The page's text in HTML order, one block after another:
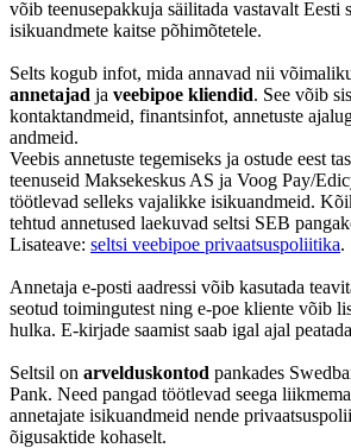
võib teenusepakkuja säilitada vastavalt Eesti
isikuandmete kaitse põhimõtetele.
Selts kogub infot, mida annavad nii
annetajad ja veebipoe kliendid. See võib
kontaktandmeid, finantsinfot, annetuste
andmeid.
Veebis annetuste tegemiseks ja ostude eest
teenuseid Maksekeskus AS ja Voog Pay/
töötlevad selleks vajalikke isikuandmeid.
tehtud annetused laekuvad seltsi SEB
Lisateave: seltsi veebipoe privaatsuspoliitika.
Annetaja e-posti aadressi võib kasutada
seotud toimingutest ning e-poe kliente võib
hulka. E-kirjade saamist saab igal ajal
Seltsil on arvelduskontod pankades
Pank. Need pangad töötlevad seega
annetajate isikuandmeid nende
õigusaktide kohaselt.